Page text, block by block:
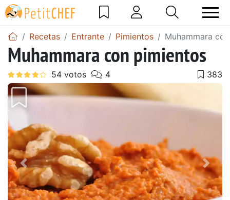
Recetas Entrante Pimientos Muhammara
Muhammara con pimientos
Anterior